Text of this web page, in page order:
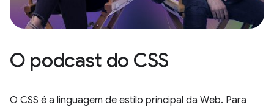
O podcast do CSS
O CSS é a linguagem de estilo principal da Web. Para